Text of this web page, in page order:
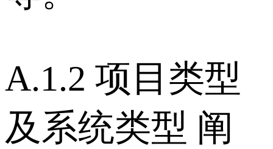
A.1.2 项目类型
及系统类型 阐